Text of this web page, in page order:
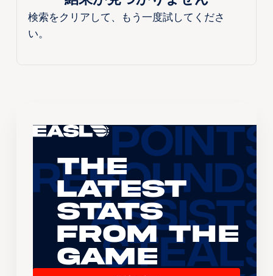
検索をクリアして、もう一度試してくださ
い。
The
Latest
Stats
From the
Game